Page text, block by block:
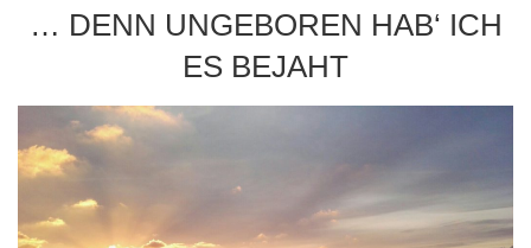
… DENN UNGEBOREN HAB‘ ICH
ES BEJAHT